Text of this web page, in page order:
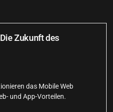
Zukunft des
das Mobile Web
und App-Vorteilen.